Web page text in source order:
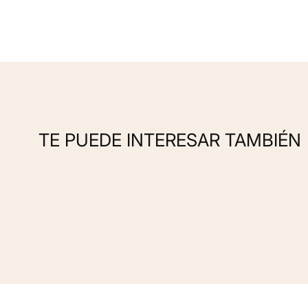
TE PUEDE INTERESAR TAMBIÉN